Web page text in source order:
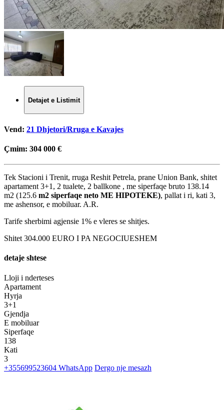
Detajet e Listimit
Vend: 21 Dhjetori/Rruga e Kavajes
Çmim: 304 000 €
Tek Stacioni i Trenit, rruga Reshit Petrela, prane Union Bank, shitet
apartament 3+1, 2 tualete, 2 ballkone , me siperfaqe bruto 138.14
m2 (125.6 m2 siperfaqe neto ME HIPOTEKE), pallat i ri, kati 3,
me ashensor, e mobiluar. A.R.
Tarife sherbimi agjensie 1% e vleres se shitjes.
Shitet 304.000 EURO I PA NEGOCIUESHEM
detaje shtese
Lloji i nderteses
Apartament
Hyrja
3+1
Gjendja
E mobiluar
Siperfaqe
138
Kati
3
+355699523604 WhatsApp Dergo nje mesazh